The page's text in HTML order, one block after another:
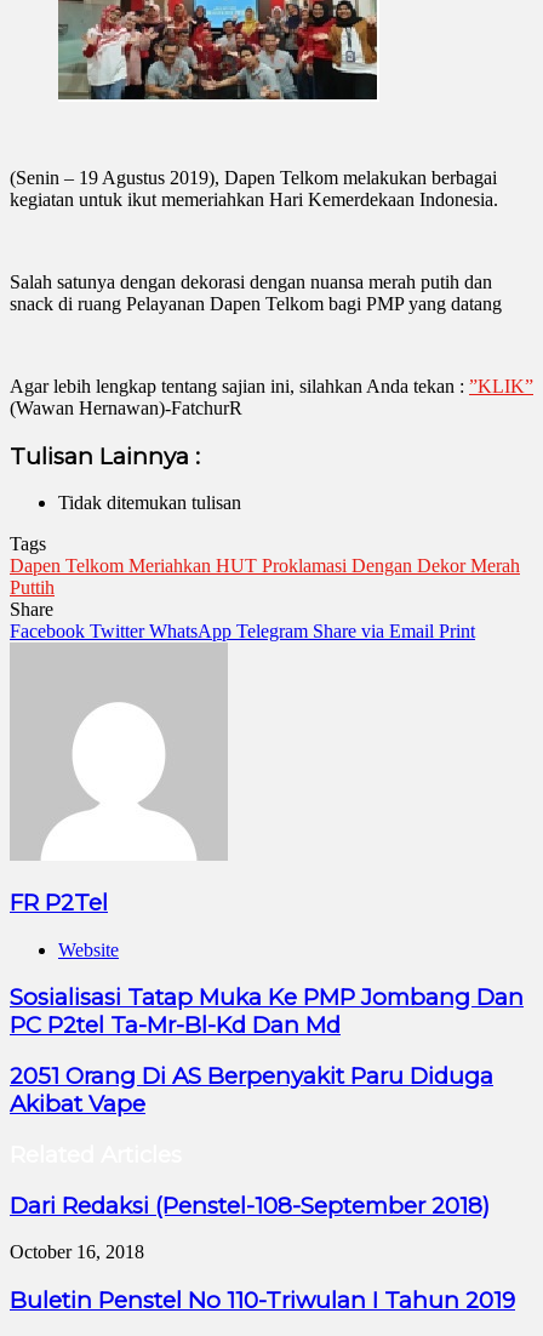
(Senin – 19 Agustus 2019), Dapen Telkom melakukan berbagai
kegiatan untuk ikut memeriahkan Hari Kemerdekaan Indonesia.
Salah satunya dengan dekorasi dengan nuansa merah putih dan
snack di ruang Pelayanan Dapen Telkom bagi PMP yang datang
Agar lebih lengkap tentang sajian ini, silahkan Anda tekan : ”KLIK”
(Wawan Hernawan)-FatchurR
Tulisan Lainnya :
Tidak ditemukan tulisan
Tags
Dapen Telkom Meriahkan HUT Proklamasi Dengan Dekor Merah
Puttih
Share
Facebook Twitter WhatsApp Telegram Share via Email Print
FR P2Tel
Website
Sosialisasi Tatap Muka Ke PMP Jombang Dan
PC P2tel Ta-Mr-Bl-Kd Dan Md
2051 Orang Di AS Berpenyakit Paru Diduga
Akibat Vape
Dari Redaksi (Penstel-108-September 2018)
October 16, 2018
Buletin Penstel No 110-Triwulan I Tahun 2019